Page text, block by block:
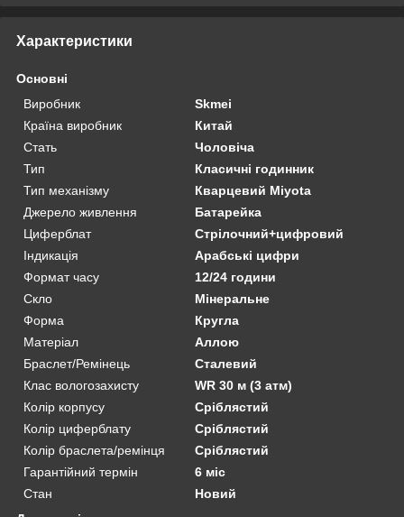
Характеристики
Основні
Виробник
Skmei
Країна виробник
Китай
Стать
Чоловіча
Тип
Класичні годинник
Тип механізму
Кварцевий Miyota
Джерело живлення
Батарейка
Циферблат
Стрілочний+цифровий
Індикація
Арабські цифри
Формат часу
12/24 години
Скло
Мінеральне
Форма
Кругла
Матеріал
Аллою
Браслет/Ремінець
Сталевий
Клас вологозахисту
WR 30 м (3 атм)
Колір корпусу
Сріблястий
Колір циферблату
Сріблястий
Колір браслета/ремінця
Сріблястий
Гарантійний термін
6 міс
Стан
Новий